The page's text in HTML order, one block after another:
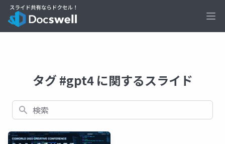
タグ #gpt4 に関するスライド
検索